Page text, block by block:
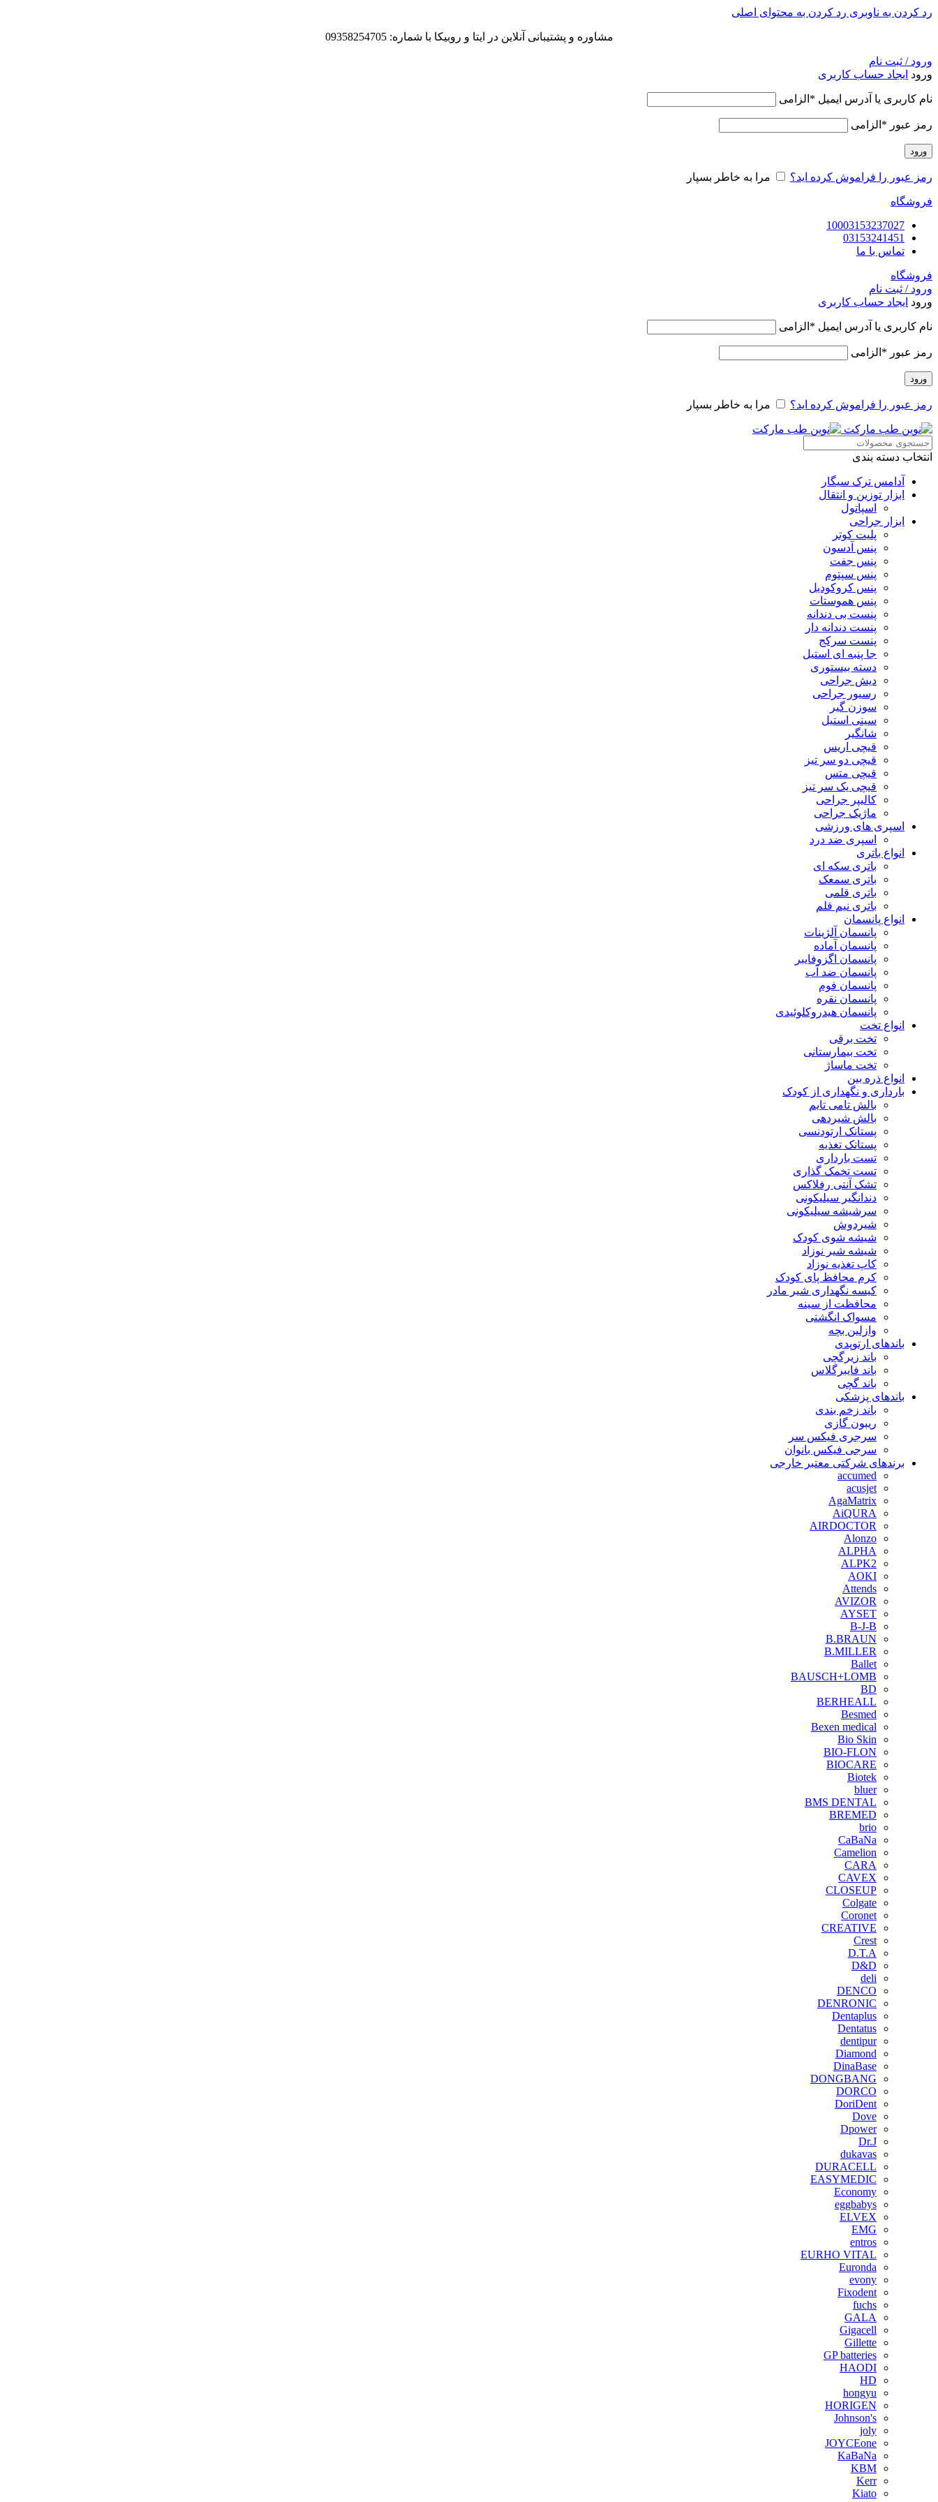
رد کردن به ناوبری رد کردن به محتوای اصلی
مشاوره و پشتیبانی آنلاین در ایتا و روبیکا با شماره: 09358254705
ورود / ثبت نام
ورود ایجاد حساب کاربری
نام کاربری یا آدرس ایمیل * الزامی
رمز عبور * الزامی
ورود
رمز عبور را فراموش کرده اید؟ مرا به خاطر بسپار
فروشگاه
10003153237027
03153241451
تماس با ما
فروشگاه
ورود / ثبت نام
ورود ایجاد حساب کاربری
نام کاربری یا آدرس ایمیل * الزامی
رمز عبور * الزامی
ورود
رمز عبور را فراموش کرده اید؟ مرا به خاطر بسپار
انتخاب دسته بندی
آدامس ترک سیگار
ابزار توزین و انتقال
اسپاتول
ابزار جراحی
پلیت کوتر
پنس آدسون
پنس جفت
پنس سپتوم
پنس کروکودیل
پنس هموستات
پنست بی دندانه
پنست دندانه دار
پنست سرکج
جا پنبه ای استیل
دسته بیستوری
دیش جراحی
رسیور جراحی
سوزن گیر
سینی استیل
شانگیر
قیچی اریس
قیچی دو سر تیز
قیچی متس
قیچی یک سر تیز
کالیپر جراحی
ماژیک جراحی
اسپری های ورزشی
اسپری ضد درد
انواع باتری
باتری سکه ای
باتری سمعک
باتری قلمی
باتری نیم قلم
انواع پانسمان
پانسمان آلژینات
پانسمان آماده
پانسمان اگزوفایبر
پانسمان ضد آب
پانسمان فوم
پانسمان نقره
پانسمان هیدروکلوئیدی
انواع تخت
تخت برقی
تخت بیمارستانی
تخت ماساژ
انواع ذره بین
بارداری و نگهداری از کودک
بالش تامی تایم
بالش شیردهی
پستانک ارتودنسی
پستانک تغذیه
تست بارداری
تست تخمک گذاری
تشک آنتی رفلاکس
دندانگیر سیلیکونی
سرشیشه سیلیکونی
شیردوش
شیشه شوی کودک
شیشه شیر نوزاد
کاپ تغذیه نوزاد
کرم محافظ پای کودک
کیسه نگهداری شیر مادر
محافظت از سینه
مسواک انگشتی
وازلین بچه
باندهای ارتوپدی
باند زیرگچی
باند فایبرگلاس
باند گچی
باندهای پزشکی
باند زخم بندی
ریبون گازی
سرجری فیکس سر
سرجی فیکس بانوان
برندهای شرکتی معتبر خارجی
accumed
acusjet
AgaMatrix
AiQURA
AIRDOCTOR
Alonzo
ALPHA
ALPK2
AOKI
Attends
AVIZOR
AYSET
B-J-B
B.BRAUN
B.MILLER
Ballet
BAUSCH+LOMB
BD
BERHEALL
Besmed
Bexen medical
Bio Skin
BIO-FLON
BIOCARE
Biotek
bluer
BMS DENTAL
BREMED
brio
CaBaNa
Camelion
CARA
CAVEX
CLOSEUP
Colgate
Coronet
CREATIVE
Crest
D.T.A
D&D
deli
DENCO
DENRONIC
Dentaplus
Dentatus
dentipur
‌Diamond
DinaBase
DONGBANG
DORCO
DoriDent
Dove
Dpower
Dr.J
dukavas
DURACELL
EASYMEDIC
Economy
eggbabys
ELVEX
EMG
entros
EURHO VITAL
Euronda
evony
Fixodent
fuchs
GALA
Gigacell
Gillette
GP batteries
HAODI
HD
hongyu
HORIGEN
Johnson's
joly
JOYCEone
KaBaNa
KBM
Kerr
Kiato